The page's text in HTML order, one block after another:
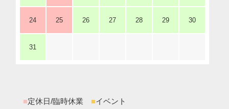
24 25 26 27 28 29 30
31
■定休日/臨時休業 ■イベント